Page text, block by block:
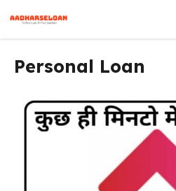
content
Personal Loan